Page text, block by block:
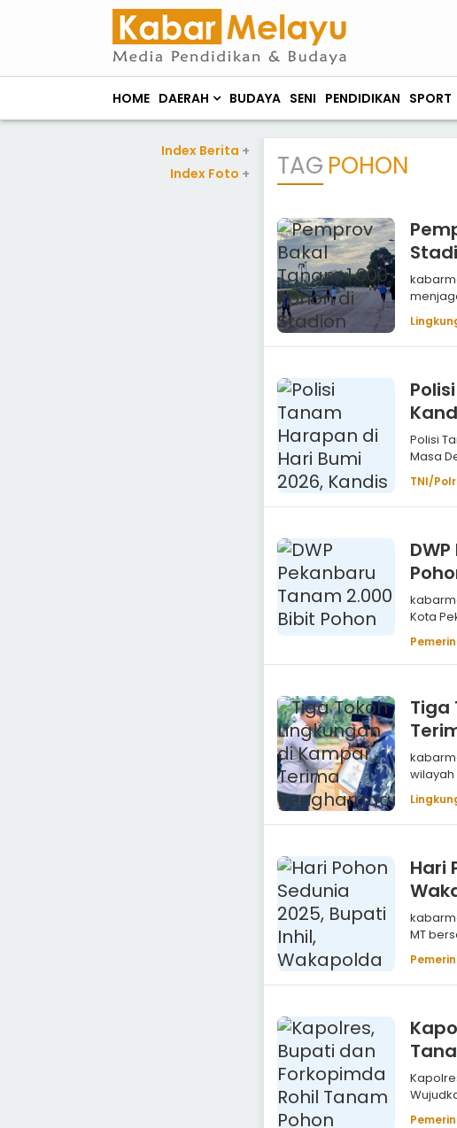
HOME DAERAH BUDAYA SENI PENDIDIKAN SPORT
TAG POHON
69
Hijau
Polisi
Masa
TNI/
Kota
Tiga
serius.
Hari
MT
HUT
ke26
Index Berita +
Index Foto +